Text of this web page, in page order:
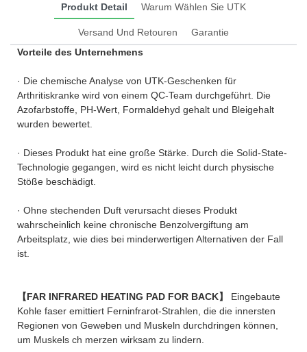
Produkt Detail Warum Wählen Sie UTK
Versand Und Retouren
Garantie
Vorteile des Unternehmens
· Die chemische Analyse von UTK-Geschenken für
Arthritiskranke wird von einem QC-Team durchgeführt. Die
Azofarbstoffe, PH-Wert, Formaldehyd gehalt und Bleigehalt
wurden bewertet.
· Dieses Produkt hat eine große Stärke. Durch die Solid-State-
Technologie gegangen, wird es nicht leicht durch physische
Stöße beschädigt.
· Ohne stechenden Duft verursacht dieses Produkt
wahrscheinlich keine chronische Benzolvergiftung am
Arbeitsplatz, wie dies bei minderwertigen Alternativen der Fall
ist.
【FAR INFRARED HEATING PAD FOR BACK】 Eingebaute
Kohle faser emittiert Ferninfrarot-Strahlen, die die innersten
Regionen von Geweben und Muskeln durchdringen können,
um Muskels ch merzen wirksam zu lindern.